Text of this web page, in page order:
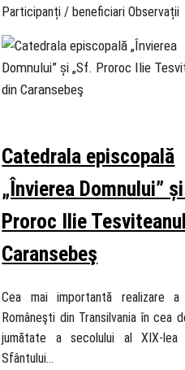
Participanți / beneficiari
Catedrala episcopală
„Învierea Domnului”
Proroc Ilie
Caransebeş
Cea mai importantă realizare a
Româneşti din Transilvania în cea
jumătate a secolului al XIX-lea
Sfântului…